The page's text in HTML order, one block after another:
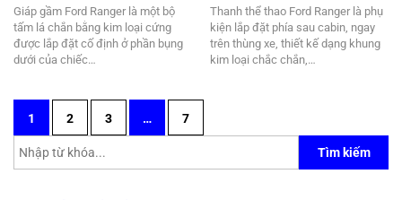
Giáp gầm Ford Ranger là một bộ
tấm lá chắn bằng kim loại cứng
được lắp đặt cố định ở phần bụng
dưới của chiếc…
Thanh thể thao Ford Ranger là phụ
kiện lắp đặt phía sau cabin, ngay
trên thùng xe, thiết kế dạng khung
kim loại chắc chắn,…
1 2 3 … 7
Tìm kiếm